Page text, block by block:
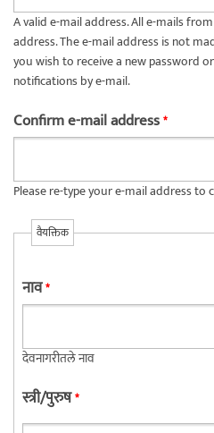
A valid e-mail address. All e-mails
address. The e-mail address is not
you wish to receive a new password
notifications by e-mail.
Confirm e-mail address*
Please re-type your e-mail address to
वैयक्तिक
नाव*
देवनागरीतले नाव
स्त्री/पुरुष*